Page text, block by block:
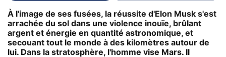
À l'image de ses fusées, la réussite d'Elon Musk s'est
arrachée du sol dans une violence inouïe, brûlant
argent et énergie en quantité astronomique, et
secouant tout le monde à des kilomètres autour de
lui. Dans la stratosphère, l'homme vise Mars. Il